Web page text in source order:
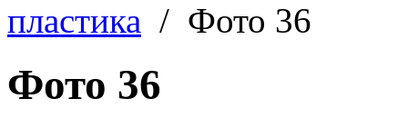
пластика / Фото 36
Фото 36